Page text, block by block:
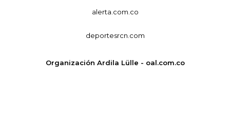
alerta.com.co
deportesrcn.com
Organización Ardila Lülle - oal.com.co